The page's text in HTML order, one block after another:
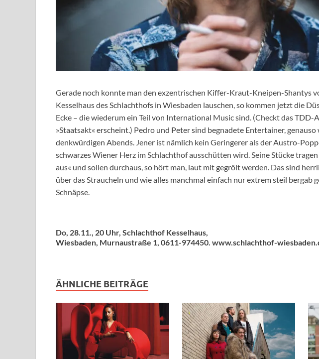
Gerade noch konnte man den exzentrischen Kiffer-Kraut-Kneipen-Shantys
Kesselhaus des Schlachthofs in Wiesbaden lauschen, so kommen jetzt die
Ecke – die wiederum ein Teil von International Music sind. (Checkt das TDD-
»Staatsakt« erscheint.) Pedro und Peter sind begnadete Entertainer,
denkwürdigen Abends. Jener ist nämlich kein Geringerer als der Austro-
schwarzes Wiener Herz im Schlachthof ausschütten wird. Seine Stücke
aus« und sollen durchaus, so hört man, laut mit gegrölt werden. Das sind
über das Straucheln und wie alles manchmal einfach nur extrem steil bergab
Schnäpse.
Do, 28.11., 20 Uhr, Schlachthof Kesselhaus,
Wiesbaden, Murnaustraße 1, 0611-974450. www.schlachthof-
ÄHNLICHE BEITRÄGE